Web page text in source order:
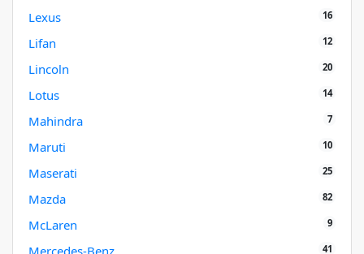
Lexus 16
Lifan 12
Lincoln 20
Lotus 14
Mahindra 7
Maruti 10
Maserati 25
Mazda 82
McLaren 9
41